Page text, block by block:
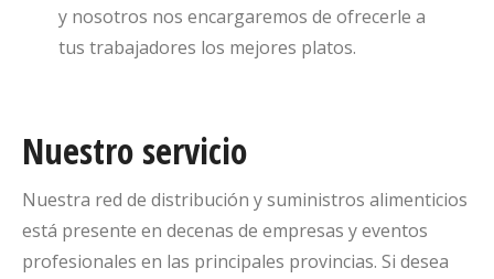
y nosotros nos encargaremos de ofrecerle a
tus trabajadores los mejores platos.
Nuestro servicio
Nuestra red de distribución y suministros alimenticios
está presente en decenas de empresas y eventos
profesionales en las principales provincias. Si desea